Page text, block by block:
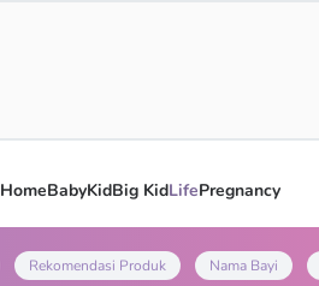
HomeBabyKidBig KidLifePregnancy
Rekomendasi Produk Nama Bayi